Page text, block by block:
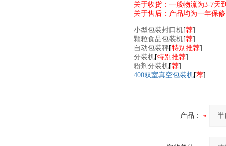
关于收货：一般物流为3-7天
关于售后：产品均为一年保
小型包装封口机[荐]
颗粒食品包装机[荐]
自动包装秤[特别推荐]
分装机[特别推荐]
粉剂分装机[荐]
400双室真空包装机[荐]
产品：